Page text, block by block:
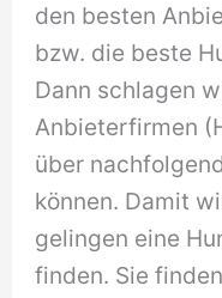
den besten
bzw. die beste
Dann schlagen
Anbieterfirmen
über
können. Damit
gelingen eine
finden. Sie